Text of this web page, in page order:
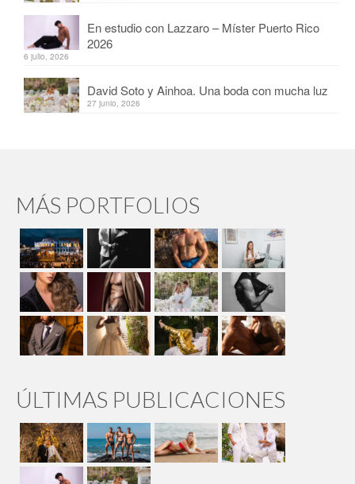
En estudio con Lazzaro – Míster Puerto Rico
2026
6 julio, 2026
David Soto y Ainhoa. Una boda con mucha luz
27 junio, 2026
MÁS PORTFOLIOS
ÚLTIMAS PUBLICACIONES